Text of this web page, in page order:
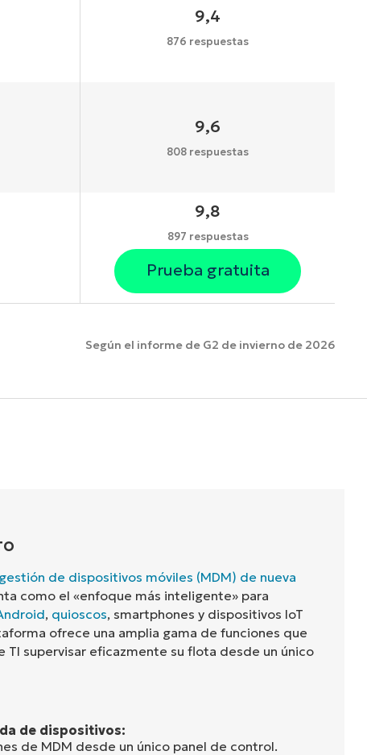
9,4
876 respuestas
9,6
808 respuestas
9,8
897 respuestas
Prueba gratuita
Según el informe de G2 de invierno de 2026
de dispositivos móviles (MDM) de nueva
como el «enfoque más inteligente» para
, quioscos, smartphones y dispositivos IoT
ofrece una amplia gama de funciones que
TI supervisar eficazmente su flota desde un único
de dispositivos:
de MDM desde un único panel de control.